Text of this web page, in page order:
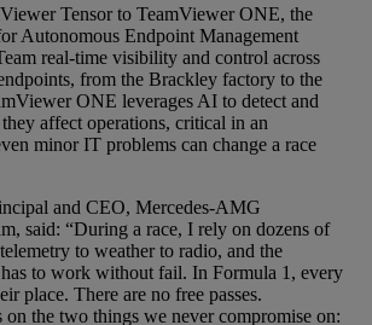
Tensor to TeamViewer ONE, the
Autonomous Endpoint Management
real-time visibility and control across
from the Brackley factory to the
ONE leverages AI to detect and
affect operations, critical in an
minor IT problems can change a race
and CEO, Mercedes-AMG
said: “During a race, I rely on dozens of
to weather to radio, and the
to work without fail. In Formula 1, every
place. There are no free passes.
the two things we never compromise on: